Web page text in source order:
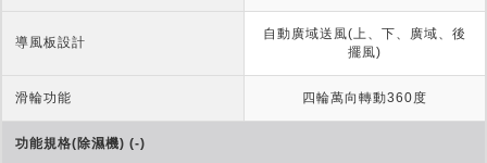
導風板設計
自動廣域送風(上、下、廣域、後
擺風)
滑輪功能 四輪萬向轉動360度
功能規格(除濕機) (-)